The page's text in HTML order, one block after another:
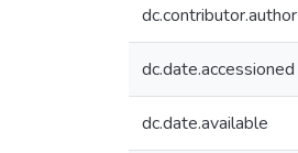
dc.contributor.author
dc.date.accessioned
dc.date.available